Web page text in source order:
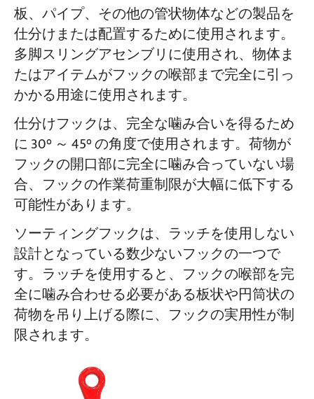
板、パイプ、その他の管状物体などの製品を
仕分けまたは配置するために使用されます。
多脚スリングアセンブリに使用され、物体ま
たはアイテムがフックの喉部まで完全に引っ
かかる用途に使用されます。
仕分けフックは、完全な噛み合いを得るため
に 30° ～ 45° の角度で使用されます。荷物が
フックの開口部に完全に噛み合っていない場
合、フックの作業荷重制限が大幅に低下する
可能性があります。
ソーティングフックは、ラッチを使用しない
設計となっている数少ないフックの一つで
す。ラッチを使用すると、フックの喉部を完
全に噛み合わせる必要がある板状や円筒状の
荷物を吊り上げる際に、フックの実用性が制
限されます。